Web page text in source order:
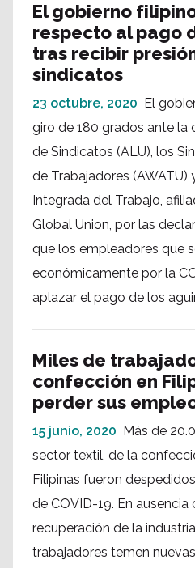
El gobierno
respecto al pago
tras recibir
sindicatos
23 octubre, 2020 El
giro de 180 grados ante la
de Sindicatos (ALU), los
de Trabajadores (AWATU)
Integrada del Trabajo,
Global Union, por las
que los empleadores que
económicamente por la
aplazar el pago de los
Miles de
confección en
perder sus
15 junio, 2020 Más de
sector textil, de la
Filipinas fueron
de COVID-19. En ausencia
recuperación de la
trabajadores temen